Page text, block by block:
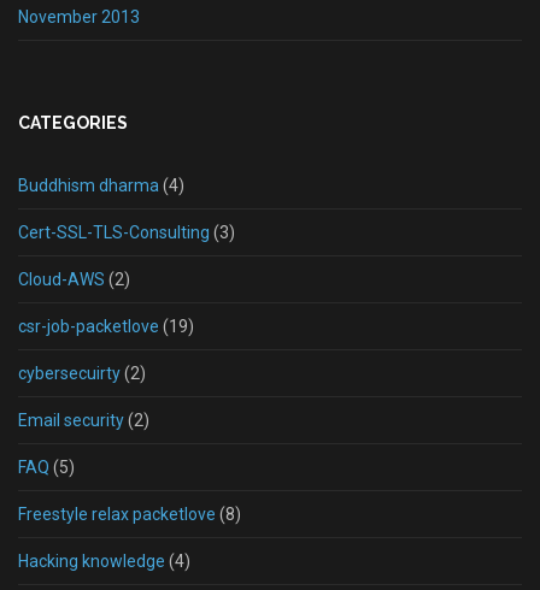
November 2013
CATEGORIES
Buddhism dharma (4)
Cert-SSL-TLS-Consulting (3)
Cloud-AWS (2)
csr-job-packetlove (19)
cybersecuirty(2)
Email security(2)
FAQ (5)
Freestyle relax packetlove (8)
Hacking knowledge (4)